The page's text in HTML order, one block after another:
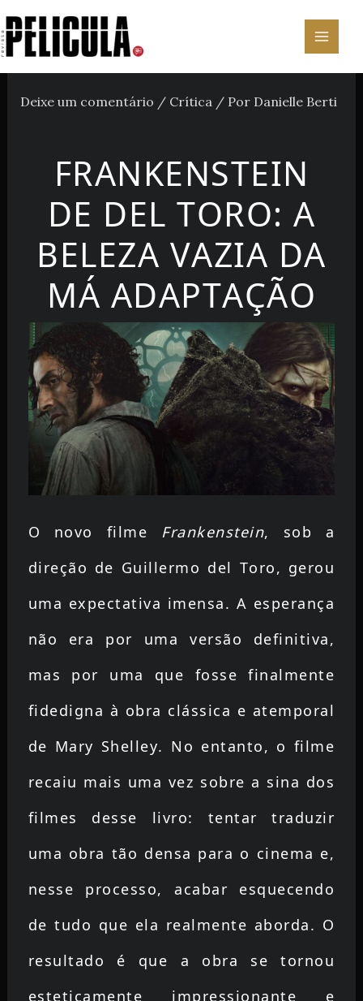
para
o
conteúdo
Deixe um comentário / Crítica/ Por Danielle Berti
FRANKENSTEIN
DE DEL TORO: A
BELEZA VAZIA DA
MÁ ADAPTAÇÃO
O novo filme Frankenstein, sob a
direção de Guillermo del Toro, gerou
uma expectativa imensa. A esperança
não era por uma versão definitiva,
mas por uma que fosse finalmente
fidedigna à obra clássica e atemporal
de Mary Shelley. No entanto, o filme
recaiu mais uma vez sobre a sina dos
filmes desse livro: tentar traduzir
uma obra tão densa para o cinema e,
nesse processo, acabar esquecendo
de tudo que ela realmente aborda. O
resultado é que a obra se tornou